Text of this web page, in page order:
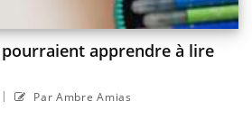
apprendre à lire
| Par Ambre Amias